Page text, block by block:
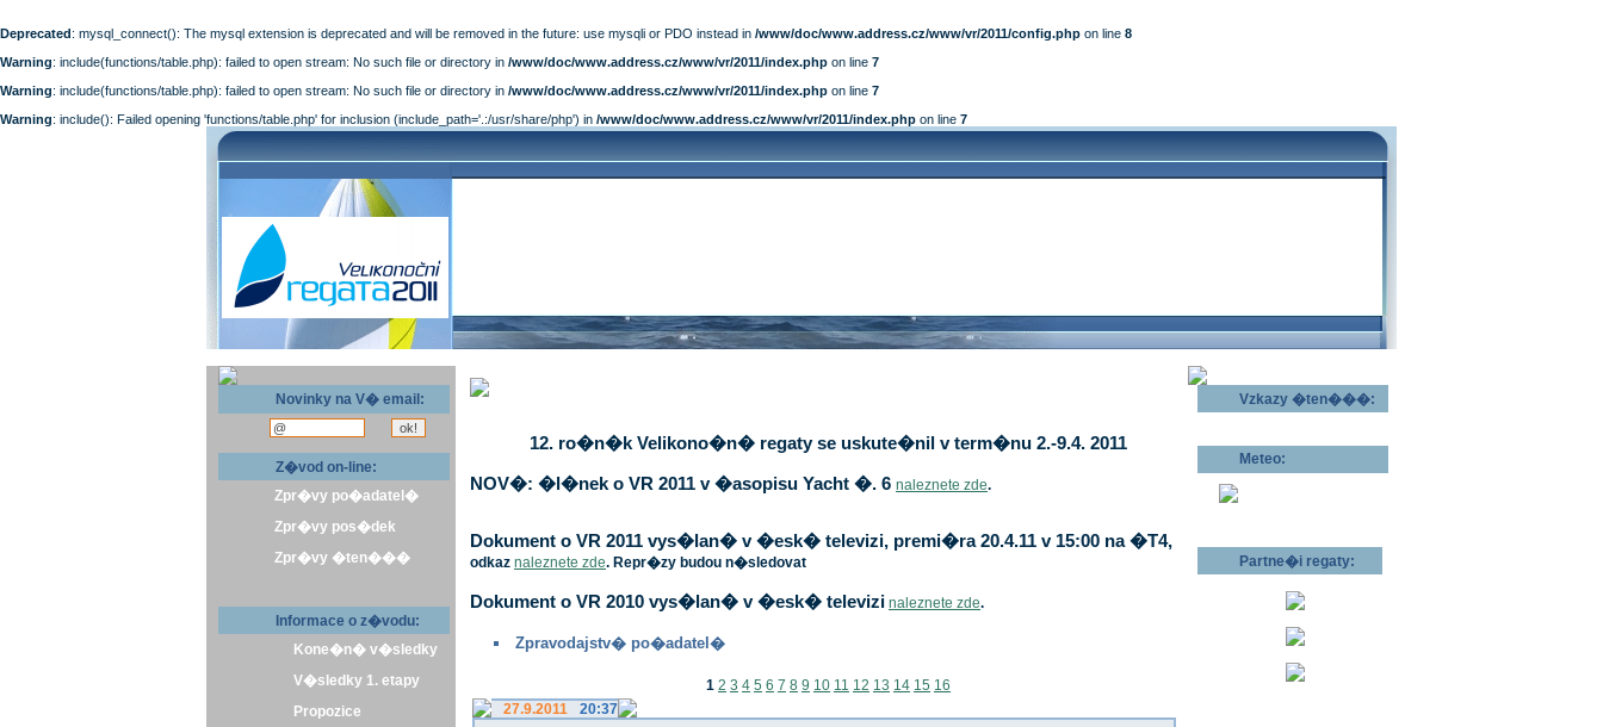
Deprecated: mysql_connect(): The mysql extension is deprecated and will be removed in the future: use mysqli or PDO instead in /www/doc/www.address.cz/www/vr/2011/config.php on line 8
Warning: include(functions/table.php): failed to open stream: No such file or directory in /www/doc/www.address.cz/www/vr/2011/index.php on line 7
Warning: include(functions/table.php): failed to open stream: No such file or directory in /www/doc/www.address.cz/www/vr/2011/index.php on line 7
Warning: include(): Failed opening 'functions/table.php' for inclusion (include_path='.:/usr/share/php') in /www/doc/www.address.cz/www/vr/2011/index.php on line 7
Novinky na V� email:
Z�vod on-line:
Zpr�vy po�adatel�
Zpr�vy pos�dek
Zpr�vy �ten���
Informace o z�vodu:
Kone�n� v�sledky
V�sledky 1. etapy
Propozice
12. ro�n�k Velikono�n� regaty se uskute�nil v term�nu 2.-9.4. 2011
NOV�: �l�nek o VR 2011 v �asopisu Yacht �. 6 naleznete zde.
Dokument o VR 2011 vys�lan� v �esk� televizi, premi�ra 20.4.11 v 15:00 na �T4,
odkaz naleznete zde. Repr�zy budou n�sledovat
Dokument o VR 2010 vys�lan� v �esk� televizi naleznete zde.
Zpravodajstv� po�adatel�
1 2 3 4 5 6 7 8 9 10 11 12 13 14 15 16
27.9.2011
20:37
Vzkazy �ten���:
Meteo:
Partne�i regaty: